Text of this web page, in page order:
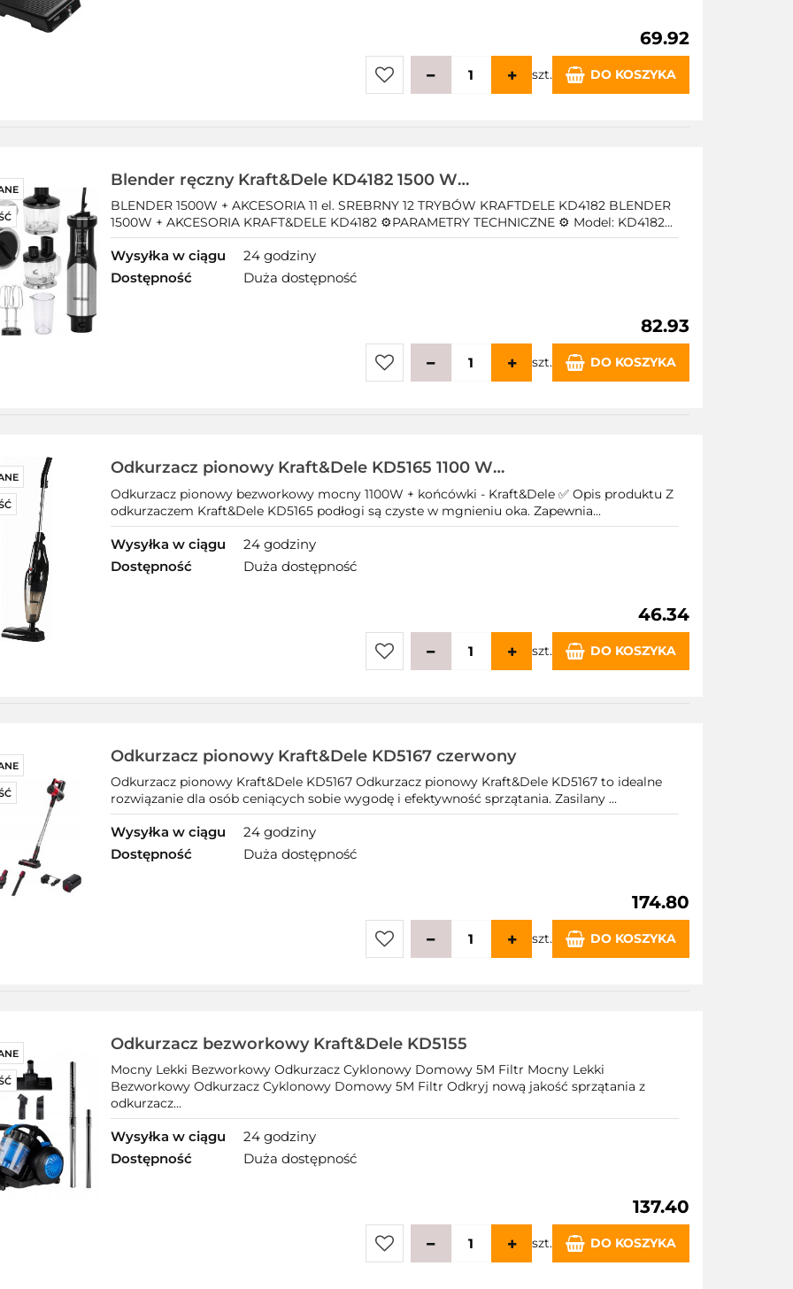
69.92
szt. DO KOSZYKA
Blender ręczny Kraft&Dele KD4182 1500 W
srebrny/szary
BLENDER 1500W + AKCESORIA 11 el. SREBRNY 12 TRYBÓW KRAFTDELE KD4182 BLENDER
1500W + AKCESORIA KRAFT&DELE KD4182 ⚙️PARAMETRY TECHNICZNE ⚙️ Model: KD4182...
Wysyłka w ciągu
24 godziny
Dostępność
Duża dostępność
82.93
szt. DO KOSZYKA
Odkurzacz pionowy Kraft&Dele KD5165 1100 W
srebrny/szary
Odkurzacz pionowy bezworkowy mocny 1100W + końcówki - Kraft&Dele ✅ Opis produktu Z
odkurzaczem Kraft&Dele KD5165 podłogi są czyste w mgnieniu oka. Zapewnia...
Wysyłka w ciągu
24 godziny
Dostępność
Duża dostępność
46.34
szt. DO KOSZYKA
Odkurzacz pionowy Kraft&Dele KD5167 czerwony
Odkurzacz pionowy Kraft&Dele KD5167 Odkurzacz pionowy Kraft&Dele KD5167 to idealne
rozwiązanie dla osób ceniących sobie wygodę i efektywność sprzątania. Zasilany ...
Wysyłka w ciągu
24 godziny
Dostępność
Duża dostępność
174.80
szt. DO KOSZYKA
Odkurzacz bezworkowy Kraft&Dele KD5155
Mocny Lekki Bezworkowy Odkurzacz Cyklonowy Domowy 5M Filtr Mocny Lekki
Bezworkowy Odkurzacz Cyklonowy Domowy 5M Filtr Odkryj nową jakość sprzątania z
odkurzacz...
Wysyłka w ciągu
24 godziny
Dostępność
Duża dostępność
137.40
szt. DO KOSZYKA